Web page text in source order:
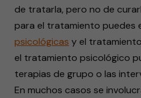
de tratarla, pero no de
para el tratamiento puedes
psicológicas y el
el tratamiento psicológico
terapias de grupo o las
En muchos casos se